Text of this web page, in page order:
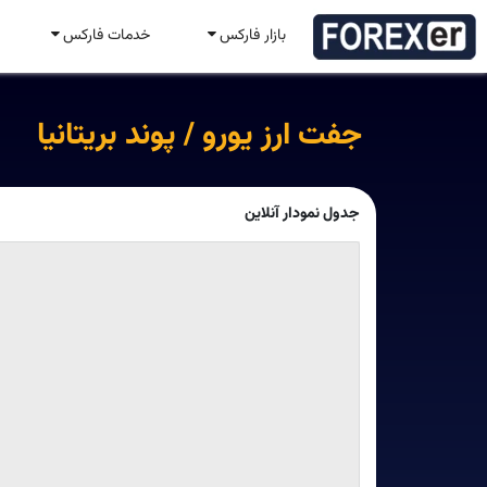
بازار فارکس خدمات فارکس
جفت ارز یورو / پوند بریتانیا
جدول نمودار آنلاین